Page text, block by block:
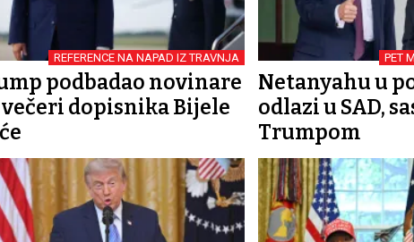
REFERENCE NA NAPAD IZ TRAVNJA
podbadao novinare
dopisnika Bijele
PET
Netanyahu u
odlazi u SAD,
Trumpom